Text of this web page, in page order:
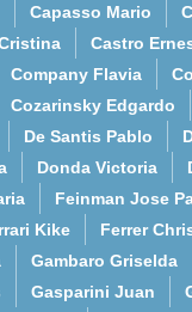
Capasso Mario
Castro
Company Flavia
Cozarinsky Edgardo
De Santis Pablo
Donda Victoria
Feinman Jose
Kike
Ferrer
Gambaro Griselda
Gasparini Juan